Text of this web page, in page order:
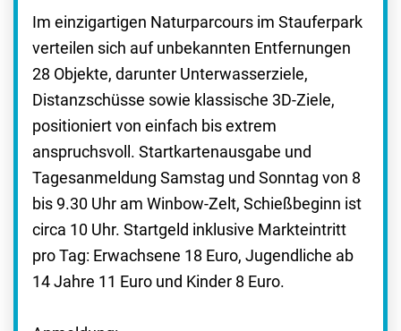
Im einzigartigen Naturparcours im Stauferpark
verteilen sich auf unbekannten Entfernungen
28 Objekte, darunter Unterwasserziele,
Distanzschüsse sowie klassische 3D-Ziele,
positioniert von einfach bis extrem
anspruchsvoll. Startkartenausgabe und
Tagesanmeldung Samstag und Sonntag von 8
bis 9.30 Uhr am Winbow-Zelt, Schießbeginn ist
circa 10 Uhr. Startgeld inklusive Markteintritt
pro Tag: Erwachsene 18 Euro, Jugendliche ab
14 Jahre 11 Euro und Kinder 8 Euro.